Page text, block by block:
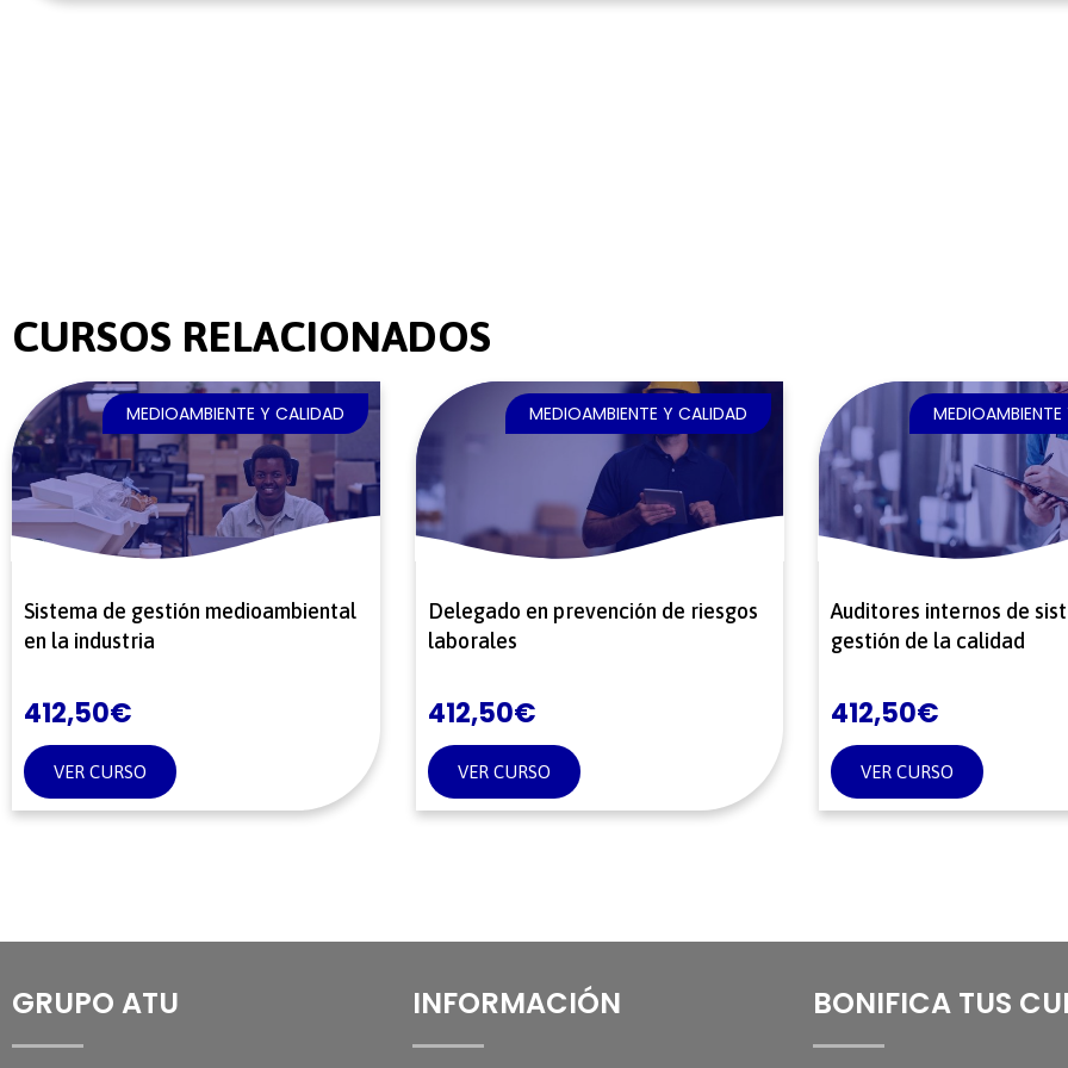
CURSOS RELACIONADOS
MEDIOAMBIENTE Y CALIDAD
Sistema de gestión medioambiental
en la industria
412,50€
VER CURSO
MEDIOAMBIENTE Y CALIDAD
Delegado en prevención de riesgos
laborales
412,50€
VER CURSO
Auditores internos de
gestión de la calidad
412,50€
VER CURSO
GRUPO ATU INFORMACIÓN BONIFICA TUS